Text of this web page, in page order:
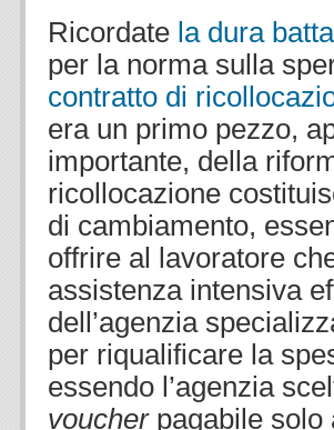
Ricordate la dura
per la norma sulla
contratto di
era un primo pezzo,
importante, della
ricollocazione
di cambiamento,
offrire al lavoratore
assistenza intensiva
dell’agenzia
per riqualificare la
essendo l’agenzia
voucherpagabile solo